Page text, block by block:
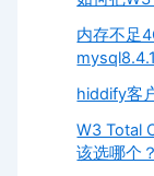
内存不足
hiddify客
W3 Total
该选哪个？